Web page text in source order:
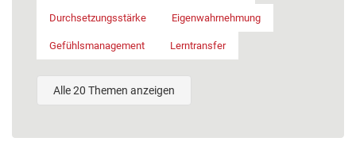
Durchsetzungsstärke Eigenwahrnehmung
Gefühlsmanagement Lerntransfer
Alle 20 Themen anzeigen